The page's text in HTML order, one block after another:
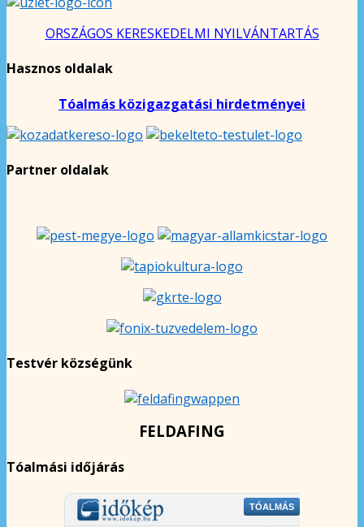
ORSZÁGOS KERESKEDELMI NYILVÁNTARTÁS
Hasznos oldalak
Tóalmás közigazgatási hirdetményei
Partner oldalak
Testvér községünk
FELDAFING
Tóalmási időjárás